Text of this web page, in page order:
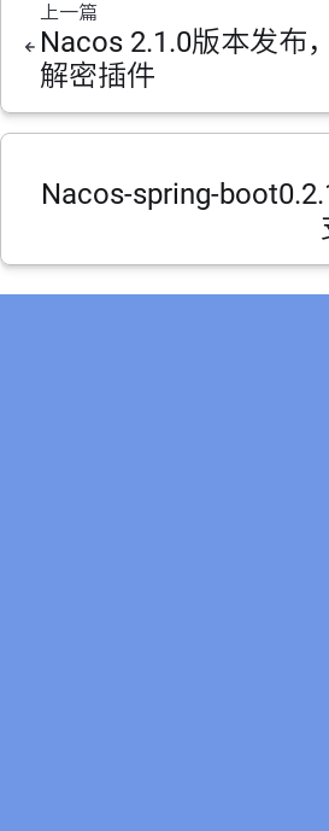
上一篇
Nacos 2.1.0版本发布
解密插件
Nacos-spring-